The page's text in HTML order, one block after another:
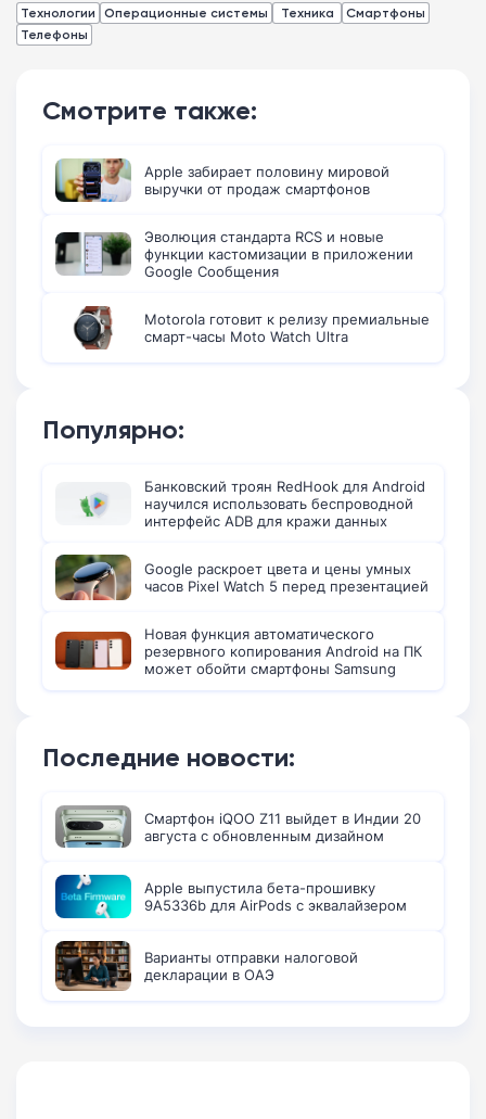
Технологии Операционные системы Техника
Смартфоны
Телефоны
Смотрите также:
Apple забирает половину мировой
выручки от продаж смартфонов
Эволюция стандарта RCS и новые
функции кастомизации в приложении
Google Сообщения
Motorola готовит к релизу премиальные
смарт-часы Moto Watch Ultra
Популярно:
Банковский троян RedHook для Android
научился использовать беспроводной
интерфейс ADB для кражи данных
Google раскроет цвета и цены умных
часов Pixel Watch 5 перед презентацией
Новая функция автоматического
резервного копирования Android на ПК
может обойти смартфоны Samsung
Последние новости:
Смартфон iQOO Z11 выйдет в Индии 20
августа с обновленным дизайном
Apple выпустила бета-прошивку
9A5336b для AirPods с эквалайзером
Варианты отправки налоговой
декларации в ОАЭ